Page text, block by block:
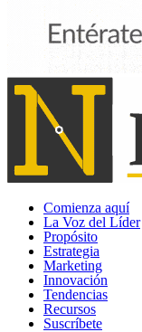
Comienza aquí
La Voz del Líder
Propósito
Estrategia
Marketing
Innovación
Tendencias
Recursos
Suscríbete